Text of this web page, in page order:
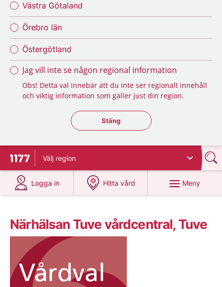
Västra Götaland
Örebro län
Östergötland
Jag vill inte se någon regional information
Obs! Detta val innebär att du inte ser regionalt innehåll
och viktig information som gäller just din region.
Stäng regionsväljaren
Stäng
Till startsidan för 1177
Välj region
Logga in
på 1177.se
Hitta vård
på 1177.se
Meny
Närhälsan Tuve vårdcentral, Tuve